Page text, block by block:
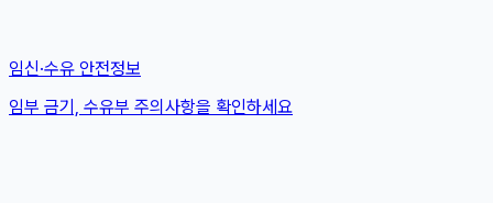
임신·수유 안전정보
임부 금기, 수유부 주의사항을 확인하세요